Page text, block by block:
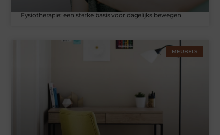
Fysiotherapie: een sterke basis voor dagelijks bewegen
MEUBELS